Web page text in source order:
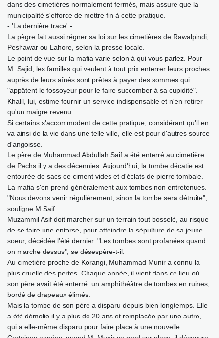
dans des cimetières normalement fermés, mais assure que la
municipalité s'efforce de mettre fin à cette pratique.
- 'La dernière trace' -
La pègre fait aussi régner sa loi sur les cimetières de Rawalpindi,
Peshawar ou Lahore, selon la presse locale.
Le point de vue sur la mafia varie selon à qui vous parlez. Pour
M. Sajid, les familles qui veulent à tout prix enterrer leurs proches
auprès de leurs aînés sont prêtes à payer des sommes qui
"appâtent le fossoyeur pour le faire succomber à sa cupidité".
Khalil, lui, estime fournir un service indispensable et n'en retirer
qu'un maigre revenu.
Si certains s'accommodent de cette pratique, considérant qu'il en
va ainsi de la vie dans une telle ville, elle est pour d'autres source
d'angoisse.
Le père de Muhammad Abdullah Saif a été enterré au cimetière
de Pechs il y a des décennies. Aujourd'hui, la tombe décatie est
entourée de sacs de ciment vides et d'éclats de pierre tombale.
La mafia s'en prend généralement aux tombes non entretenues.
"Nous devons venir régulièrement, sinon la tombe sera détruite",
souligne M Saif.
Muzammil Asif doit marcher sur un terrain tout bosselé, au risque
de se faire une entorse, pour atteindre la sépulture de sa jeune
soeur, décédée l'été dernier. "Les tombes sont profanées quand
on marche dessus", se désespère-t-il.
Au cimetière proche de Korangi, Muhammad Munir a connu la
plus cruelle des pertes. Chaque année, il vient dans ce lieu où
son père avait été enterré: un amphithéâtre de tombes en ruines,
bordé de drapeaux élimés.
Mais la tombe de son père a disparu depuis bien longtemps. Elle
a été démolie il y a plus de 20 ans et remplacée par une autre,
qui a elle-même disparu pour faire place à une nouvelle.